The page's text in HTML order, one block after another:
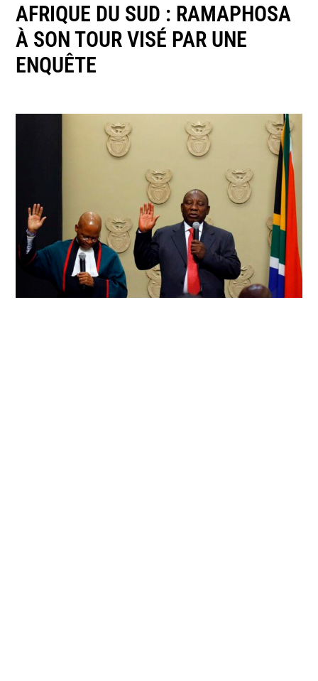
AFRIQUE DU SUD : RAMAPHOSA
À SON TOUR VISÉ PAR UNE
ENQUÊTE